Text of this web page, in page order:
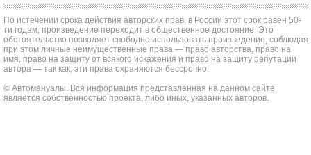
По истечении срока действия авторских прав, в России этот срок равен 50-
ти годам, произведение переходит в общественное достояние. Это
обстоятельство позволяет свободно использовать произведение, соблюдая
при этом личные неимущественные права — право авторства, право на
имя, право на защиту от всякого искажения и право на защиту репутации
автора — так как, эти права охраняются бессрочно.
© Автомануалы. Вся информация представленная на данном сайте
является собственностью проекта, либо иных, указанных авторов.